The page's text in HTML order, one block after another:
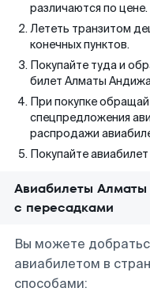
различаются по цене.
Лететь транзитом
конечных пунктов.
Покупайте туда и
билет Алматы
При покупке
спецпредложения
распродажи
Покупайте
Авиабилеты
с пересадками
Вы можете
авиабилетом в
способами: